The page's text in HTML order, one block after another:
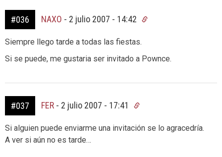
#036 NAXO - 2 julio 2007 - 14:42
Siempre llego tarde a todas las fiestas.
Si se puede, me gustaria ser invitado a Pownce.
#037 FER - 2 julio 2007 - 17:41
Si alguien puede enviarme una invitación se lo agracedría.
A ver si aún no es tarde…